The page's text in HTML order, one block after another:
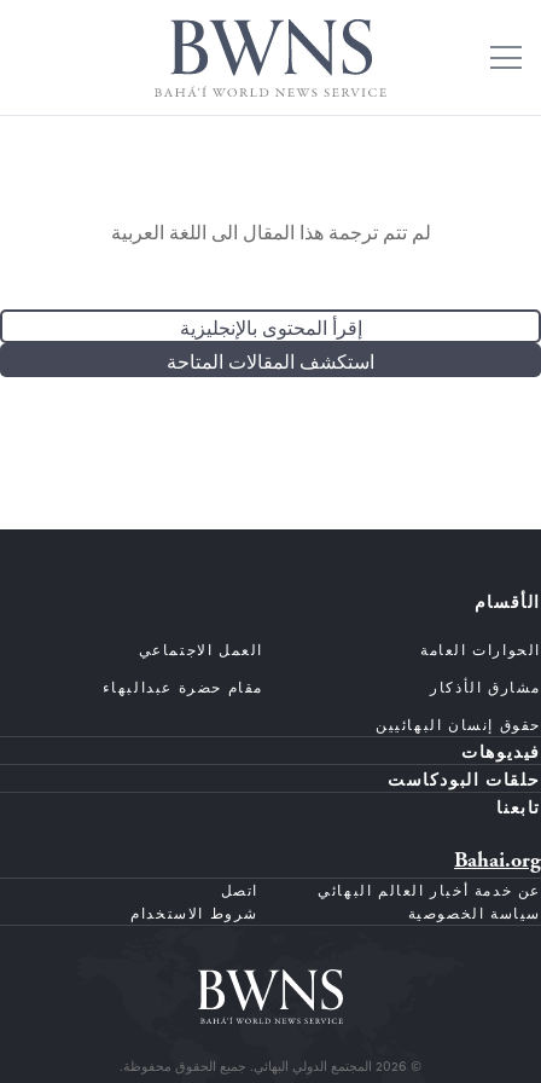
لم تتم ترجمة هذا المقال الى اللغة العربية
إقرأ المحتوى بالإنجليزية
استكشف المقالات المتاحة
الأقسام
الحوارات العامة
العمل الاجتماعي
مشارق الأذكار
مقام حضرة عبدالبهاء
حقوق إنسان البهائيين
فيديوهات
حلقات البودكاست
تابعنا
Bahai.org
عن خدمة أخبار العالم البهائي
اتصل
سياسة الخصوصية
شروط الاستخدام
© 2026 المجتمع الدولي البهائي. جميع الحقوق محفوظة.